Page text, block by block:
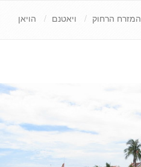
המזרח הרחוק ויאטנם הויאן